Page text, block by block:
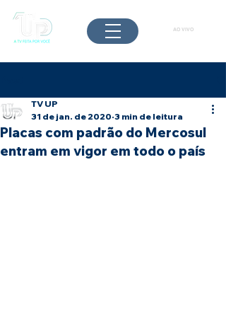
AO VIVO
Placas com padrão do Mercosul
entram em vigor em todo o país
TV UP
31 de jan. de 2020 3 min de leitura